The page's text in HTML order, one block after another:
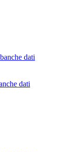
dati
dati